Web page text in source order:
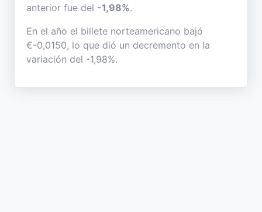
anterior fue del -1,98%.
En el año el billete norteamericano bajó
€-0,0150, lo que dió un decremento en la
variación del -1,98%.